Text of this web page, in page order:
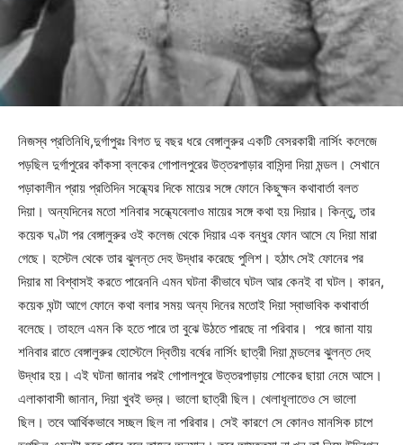
নিজস্ব প্রতিনিধি,দুর্গাপুরঃ বিগত দু বছর ধরে বেঙ্গালুরুর একটি বেসরকারী নার্সিং কলেজে
পড়ছিল দুর্গাপুরের কাঁকসা ব্লকের গোপালপুরের উত্তরপাড়ার বাসিন্দা দিয়া মন্ডল। সেখানে
পড়াকালীন প্রায় প্রতিদিন সন্ধ্যের দিকে মায়ের সঙ্গে ফোনে কিছুক্ষন কথাবার্তা বলত
দিয়া। অন্যদিনের মতো শনিবার সন্ধ্যেবেলাও মায়ের সঙ্গে কথা হয় দিয়ার। কিন্তু, তার
কয়েক ঘণ্টা পর বেঙ্গালুরুর ওই কলেজ থেকে দিয়ার এক বন্ধুর ফোন আসে যে দিয়া মারা
গেছে। হস্টেল থেকে তার ঝুলন্ত দেহ উদ্ধার করেছে পুলিশ। হঠাৎ সেই ফোনের পর
দিয়ার মা বিশ্বাসই করতে পারেননি এমন ঘটনা কীভাবে ঘটল আর কেনই বা ঘটল। কারন,
কয়েক ঘন্টা আগে ফোনে কথা বলার সময় অন্য দিনের মতোই দিয়া স্বাভাবিক কথাবার্তা
বলেছে। তাহলে এমন কি হতে পারে তা বুঝে উঠতে পারছে না পরিবার। পরে জানা যায়
শনিবার রাতে বেঙ্গালুরুর হোস্টেলে দ্বিতীয় বর্ষের নার্সিং ছাত্রী দিয়া মন্ডলের ঝুলন্ত দেহ
উদ্ধার হয়। এই ঘটনা জানার পরই গোপালপুরে উত্তরপাড়ায় শোকের ছায়া নেমে আসে।
এলাকাবাসী জানান, দিয়া খুবই ভদ্র। ভালো ছাত্রী ছিল। খেলাধূলাতেও সে ভালো
ছিল। তবে আর্থিকভাবে সচ্ছল ছিল না পরিবার। সেই কারণে সে কোনও মানসিক চাপে